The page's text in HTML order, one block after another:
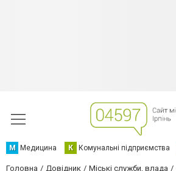
М Медицина К Комунальні підприємства
Головна Довідник Міські служби, влада